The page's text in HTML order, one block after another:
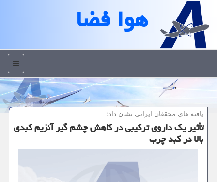
هوا فضا
منو
یافته های محققان ایرانی نشان داد؛
تأثیر یک داروی ترکیبی در کاهش چشم گیر آنزیم کبدی
بالا در کبد چرب